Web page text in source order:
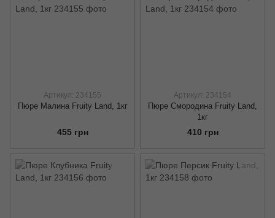
Артикул: 234155
Пюре Малина Fruity Land, 1кг
455 грн
Артикул: 234154
Пюре Смородина Fruity Land,
1кг
410 грн